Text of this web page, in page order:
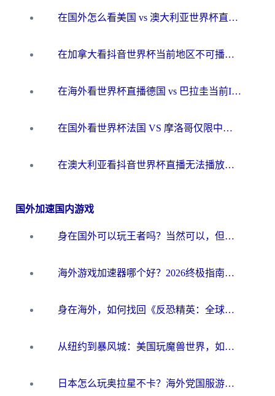
在国外怎么看美国 vs 澳大利亚世界杯直播？海外党必藏的中文解说观赛指南
在加拿大看抖音世界杯当前地区不可播放？海外党体育观赛终极指南
在海外看世界杯直播德国 vs 巴拉圭当前IP受限制？这篇指南帮你轻松解决地区限制
在国外看世界杯法国 VS 摩洛哥仅限中国大陆？别让地域限制拦下你的欢呼
在澳大利亚看抖音世界杯直播无法播放？海外党体育观赛终极指南来了！
国外加速国内游戏
身在国外可以玩王者吗？当然可以，但你需要这份“加速”指南
海外游戏加速器哪个好？2026终极指南帮你畅玩国服+解决卡顿难题
身在海外，如何找回《反恐精英：全球攻势》国服的丝滑手感？一份给你的终极指南
从纽约到暴风城：美国玩魔兽世界，如何找到你的最佳网络航线
日本怎么玩奥拉星不卡？海外党国服游戏加速器选择全攻略